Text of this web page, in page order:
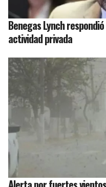
Benegas Lynch
actividad privada